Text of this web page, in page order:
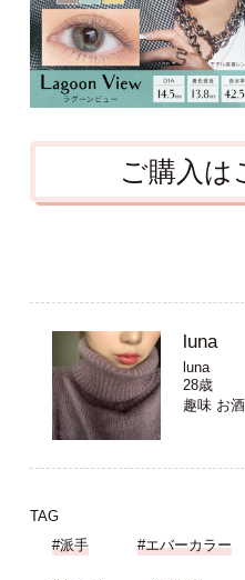
ご購入は
luna
luna
28歳
趣味 お
TAG
#派手
#エバーカラー